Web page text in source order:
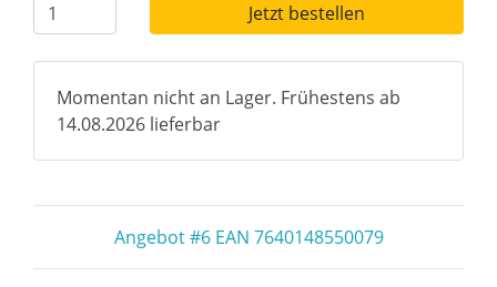
Jetzt bestellen
Momentan nicht an Lager. Frühestens ab
14.08.2026 lieferbar
Angebot #6 EAN 7640148550079